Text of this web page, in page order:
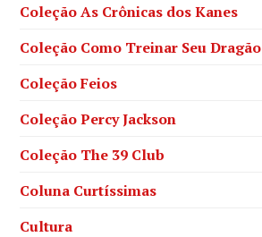
Coleção As Crônicas dos Kanes
Coleção Como Treinar Seu Dragão
Coleção Feios
Coleção Percy Jackson
Coleção The 39 Club
Coluna Curtíssimas
Cultura